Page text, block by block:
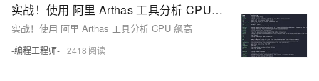
实战！使用 阿里 Arthas 工具分析 CPU 飙高
实战！使用 阿里 Arthas 工具分析 CPU 飙高
-编程工程师- 2418